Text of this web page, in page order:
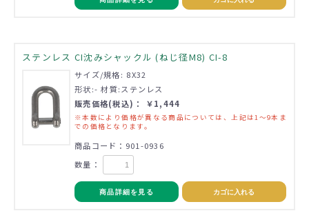
ステンレス CI沈みシャックル (ねじ径M8) CI-8
サイズ/規格: 8X32
形状:- 材質:ステンレス
販売価格(税込)： ￥1,444
※本数により価格が異なる商品については、上記は1～9本ま
での価格となります。
商品コード：901-0936
数量：
商品詳細を見る カゴに入れる